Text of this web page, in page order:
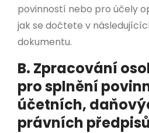
povinností nebo pro účely
jak se dočtete v
dokumentu.
B. Zpracování
pro splnění
účetních,
právních